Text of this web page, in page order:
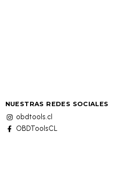
NUESTRAS REDES SOCIALES
obdtools.cl
OBDToolsCL